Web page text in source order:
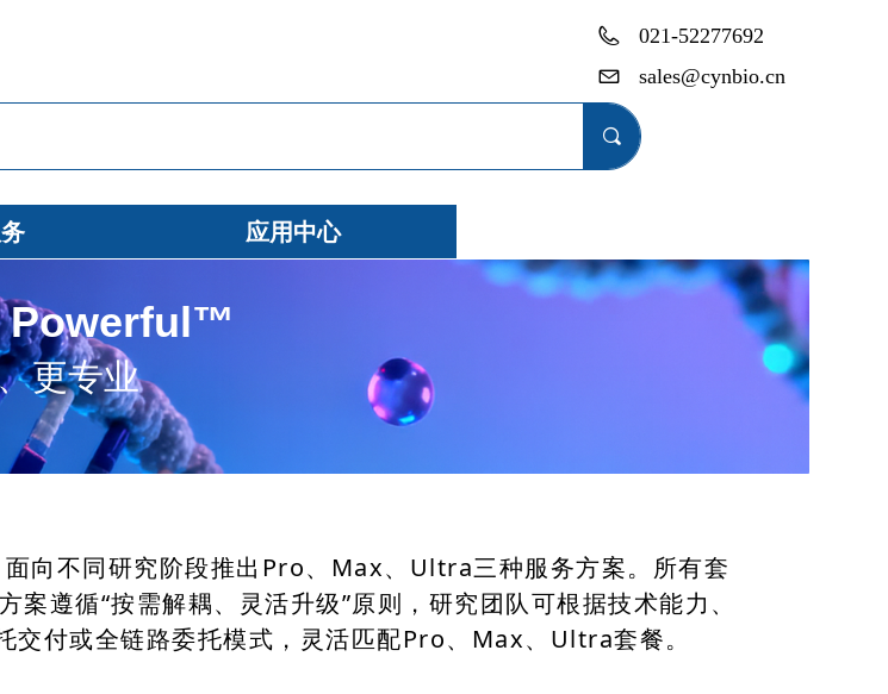
应用中心
끠
021-52277692
sales@cynbio.cn
Powerful™
更专业
向不同研究阶段推出Pro、Max、Ultra三种服务方案。所有套
遵循“按需解耦、灵活升级”原则，研究团队可根据技术能力、
交付或全链路委托模式，灵活匹配Pro、Max、Ultra套餐。